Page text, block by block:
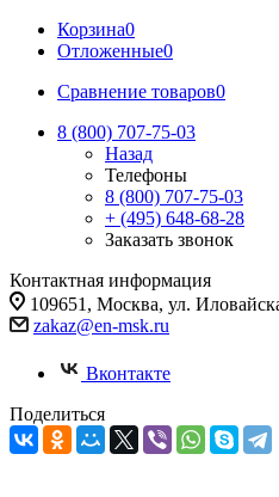
Корзина0
Отложенные0
Сравнение товаров0
8 (800) 707-75-03
Назад
Телефоны
8 (800) 707-75-03
+ (495) 648-68-28
Заказать звонок
Контактная информация
109651, Москва, ул.
zakaz@en-msk.ru
Вконтакте
Поделиться